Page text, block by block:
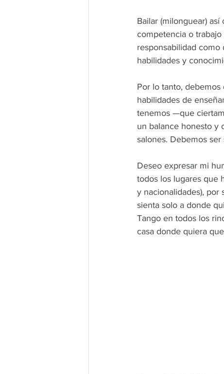
Bailar (milonguear)
competencia o
responsabilidad como
habilidades y
Por lo tanto,
habilidades de
tenemos —que
un balance honesto y
salones. Debemos
Deseo expresar mi
todos los lugares que
y nacionalidades),
sienta solo a donde
Tango en todos los
casa donde quiera